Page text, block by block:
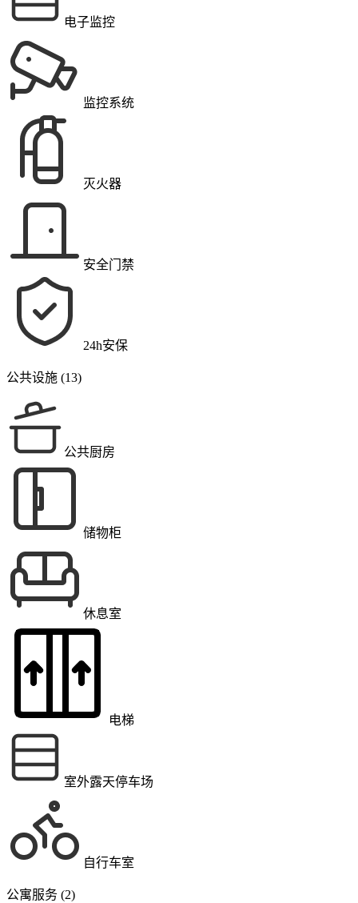
电子监控
监控系统
灭火器
安全门禁
24h安保
公共设施 (13)
公共厨房
储物柜
休息室
电梯
室外露天停车场
自行车室
公寓服务 (2)